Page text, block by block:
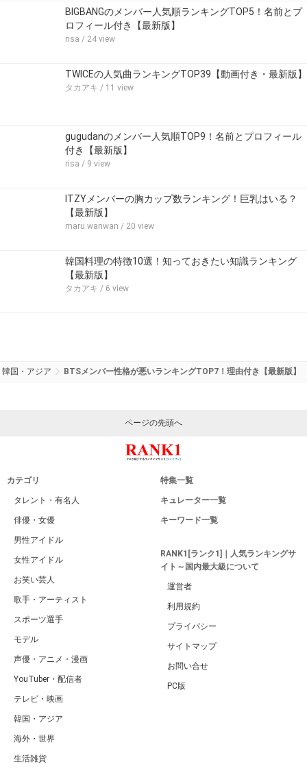
BIGBANGのメンバー人気順ランキングTOP5！名前とプ
ロフィール付き【最新版】
risa / 24 view
TWICEの人気曲ランキングTOP39【動画付き・最新版】
タカアキ / 11 view
gugudanのメンバー人気順TOP9！名前とプロフィール
付き【最新版】
risa / 9 view
ITZYメンバーの胸カップ数ランキング！巨乳はいる？
【最新版】
maru.wanwan / 20 view
韓国料理の特徴10選！知っておきたい知識ランキング
【最新版】
タカアキ / 6 view
韓国・アジア BTSメンバー性格が悪いランキングTOP7！理由付き【最新版】
ページの先頭へ
カテゴリ
タレント・有名人
俳優・女優
男性アイドル
女性アイドル
お笑い芸人
歌手・アーティスト
スポーツ選手
モデル
声優・アニメ・漫画
YouTuber・配信者
テレビ・映画
韓国・アジア
海外・世界
生活雑貨
特集一覧
キュレーター一覧
キーワード一覧
RANK1[ランク1]｜人気ランキングサ
イト～国内最大級について
運営者
利用規約
プライバシー
サイトマップ
お問い合せ
PC版